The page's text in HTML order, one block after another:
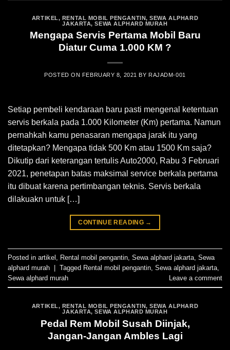
ARTIKEL, RENTAL MOBIL PENGANTIN,SEWA ALPHARD
JAKARTA,SEWA ALPHARD MURAH
Mengapa Servis Pertama Mobil Baru
Diatur Cuma 1.000 KM ?
POSTED ON FEBRUARY 8, 2021 BY RAJADM-001
Setiap pembeli kendaraan baru pasti mengenal ketentuan
servis berkala pada 1.000 Kilometer (Km) pertama. Namun
pernahkah kamu penasaran mengapa jarak itu yang
ditetapkan? Mengapa tidak 500 Km atau 1500 Km saja?
Dikutip dari keterangan tertulis Auto2000, Rabu 3 Februari
2021, penetapan batas maksimal service berkala pertama
itu dibuat karena pertimbangan teknis. Servis berkala
dilakuakn untuk […]
CONTINUE READING →
Posted in artikel Rental mobil pengantin Sewa alphard jakarta Sewa
alphard murah | Tagged Rental mobil pengantin Sewa alphard jakarta
Sewa alphard murah
Leave a comment
ARTIKEL, RENTAL MOBIL PENGANTIN,SEWA ALPHARD
JAKARTA,SEWA ALPHARD MURAH
Pedal Rem Mobil Susah Diinjak,
Jangan-Jangan Ambles Lagi